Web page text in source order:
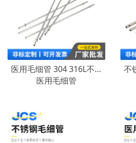
医用毛细管 304 316L不锈钢毛细管 医用级卫生管 无磁管激光切割
医用毛细管